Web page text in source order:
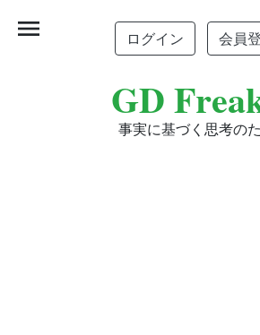
ログイン 会員
GD
事実に基づく思考の
menu